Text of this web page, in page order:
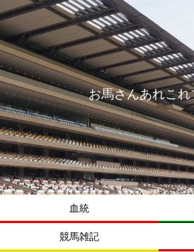
お馬さんあれこれ
血統
競馬雑記